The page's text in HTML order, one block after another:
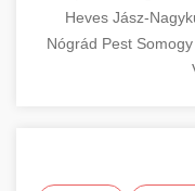
Heves Jász-
Nógrád Pest Somogy